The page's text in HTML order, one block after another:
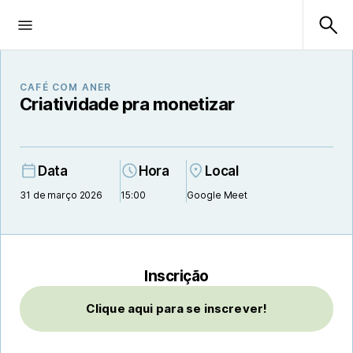
CAFÉ COM ANER
Criatividade pra monetizar
Data
31 de março 2026
Hora
15:00
Local
Google Meet
Inscrição
Clique aqui para se inscrever!